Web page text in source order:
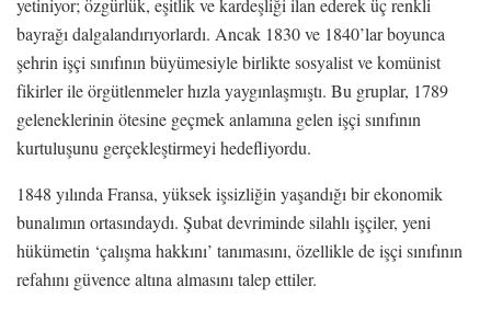
yetiniyor; özgürlük, eşitlik ve kardeşliği ilan ederek üç renkli
bayrağı dalgalandırıyorlardı. Ancak 1830 ve 1840’lar boyunca
şehrin işçi sınıfının büyümesiyle birlikte sosyalist ve komünist
fikirler ile örgütlenmeler hızla yaygınlaşmıştı. Bu gruplar, 1789
geleneklerinin ötesine geçmek anlamına gelen işçi sınıfının
kurtuluşunu gerçekleştirmeyi hedefliyordu.
1848 yılında Fransa, yüksek işsizliğin yaşandığı bir ekonomik
bunalımın ortasındaydı. Şubat devriminde silahlı işçiler, yeni
hükümetin ‘çalışma hakkını’ tanımasını, özellikle de işçi sınıfının
refahını güvence altına almasını talep ettiler.